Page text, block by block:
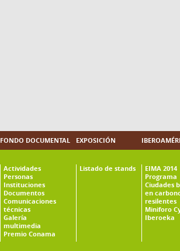
FONDO DOCUMENTAL
Actividades
Personas
Instituciones
Documentos
Comunicaciones
técnicas
Galería
multimedia
Premio Conama
EXPOSICIÓN
Listado de stands
EIMA 2014
Programa
Ciudades
en
resilentes
Miniforo
Iberoeka